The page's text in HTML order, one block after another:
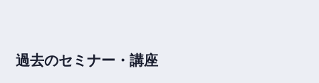
過去のセミナー・講座